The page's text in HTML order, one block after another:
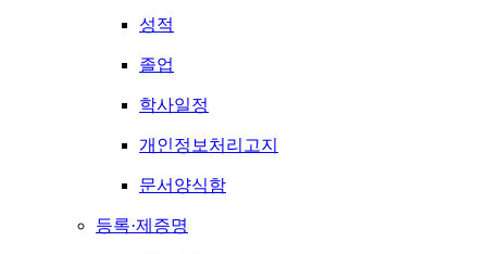
성적
졸업
학사일정
개인정보처리고지
문서양식함
등록·제증명